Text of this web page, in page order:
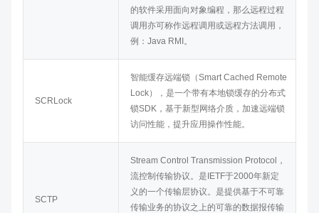
的软件采用面向对象编程，那么远程过程
调用亦可称作远程调用或远程方法调用，
例：Java RMI。
SCRLock
智能缓存远端锁（Smart Cached Remote
Lock），是一个带有本地锁缓存的分布式
锁SDK，基于新型网络介质，加速远端锁
访问性能，提升应用操作性能。
SCTP
Stream Control Transmission Protocol，
流控制传输协议。是IETF于2000年新定
义的一个传输层协议。是提供基于不可靠
传输业务的协议之上的可靠的数据报传输